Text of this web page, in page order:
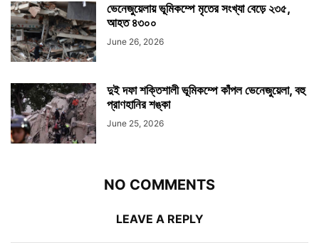
ভেনেজুয়েলায় ভূমিকম্পে মৃতের সংখ্যা বেড়ে ২৩৫,
আহত ৪৩০০
June 26, 2026
দুই দফা শক্তিশালী ভূমিকম্পে কাঁপল ভেনেজুয়েলা, বহু
প্রাণহানির শঙ্কা
June 25, 2026
NO COMMENTS
LEAVE A REPLY